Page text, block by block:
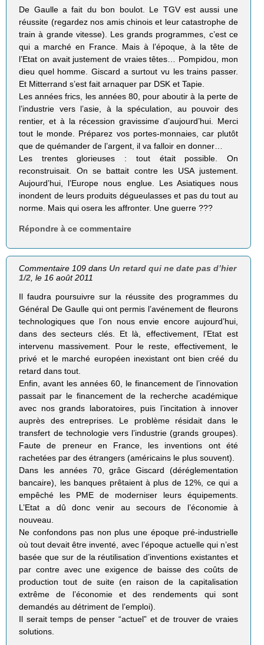
De Gaulle a fait du bon boulot. Le TGV est aussi une
réussite (regardez nos amis chinois et leur catastrophe de
train à grande vitesse). Les grands programmes, c’est ce
qui a marché en France. Mais à l’époque, à la tête de
l’Etat on avait justement de vraies têtes… Pompidou, mon
dieu quel homme. Giscard a surtout vu les trains passer.
Et Mitterrand s’est fait arnaquer par DSK et Tapie.
Les années frics, les années 80, pour aboutir à la perte de
l’industrie vers l’asie, à la spéculation, au pouvoir des
rentier, et à la récession gravissime d’aujourd’hui. Merci
tout le monde. Préparez vos portes-monnaies, car plutôt
que de quémander de l’argent, il va falloir en donner…
Les trentes glorieuses : tout était possible. On
reconstruisait. On se battait contre les USA justement.
Aujourd’hui, l’Europe nous englue. Les Asiatiques nous
inondent de leurs produits dégueulasses et pas du tout au
norme. Mais qui osera les affronter. Une guerre ???
Répondre à ce commentaire
Commentaire 109 dansUn retard qui ne date pas d’hier
1/2, le 16 août 2011
Il faudra poursuivre sur la réussite des programmes du
Général De Gaulle qui ont permis l’avénement de fleurons
technologiques que l’on nous envie encore aujourd’hui,
dans des secteurs clés. Et là, effectivement, l’Etat est
intervenu massivement. Pour le reste, effectivement, le
privé et le marché européen inexistant ont bien créé du
retard dans tout.
Enfin, avant les années 60, le financement de l’innovation
passait par le financement de la recherche académique
avec nos grands laboratoires, puis l’incitation à innover
auprès des entreprises. Le problème résidait dans le
transfert de technologie vers l’industrie (grands groupes).
Faute de preneur en France, les inventions ont été
rachetées par des étrangers (américains le plus souvent).
Dans les années 70, grâce Giscard (déréglementation
bancaire), les banques prêtaient à plus de 12%, ce qui a
empêché les PME de moderniser leurs équipements.
L’Etat a dû donc venir au secours de l’économie à
nouveau.
Ne confondons pas non plus une époque pré-industrielle
où tout devait être inventé, avec l’époque actuelle qui n’est
basée que sur de la réutilisation d’inventions existantes et
par contre avec une exigence de baisse des coûts de
production tout de suite (en raison de la capitalisation
extrême de l’économie et des rendements qui sont
demandés au détriment de l’emploi).
Il serait temps de penser “actuel” et de trouver de vraies
solutions.